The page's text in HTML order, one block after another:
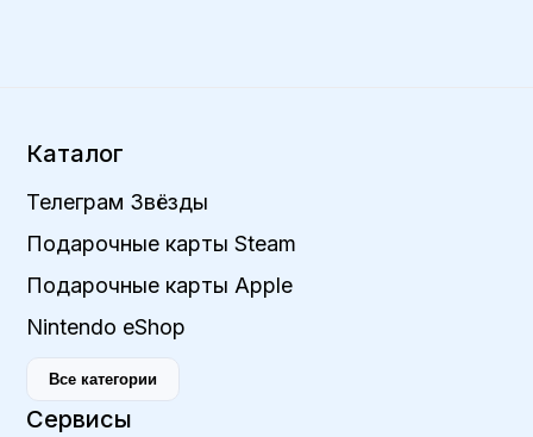
Каталог
Телеграм Звёзды
Подарочные карты Steam
Подарочные карты Apple
Nintendo eShop
Все категории
Сервисы